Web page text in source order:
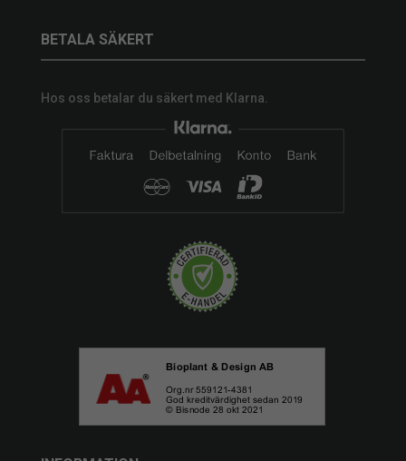
BETALA SÄKERT
Hos oss betalar du säkert med Klarna.